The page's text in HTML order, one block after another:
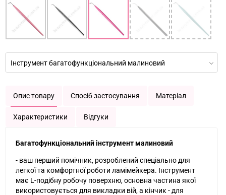
Інструмент багатофункціональний малиновий
Опис товару Спосіб застосування Матеріал
Характеристики Відгуки
Багатофункціональний інструмент малиновий
- ваш перший помічник, розроблений спеціально для
легкої та комфортної роботи ламімейкера. Інструмент
має L-подібну робочу поверхню, основна частина якої
використовується для викладки вій, а кінчик - для